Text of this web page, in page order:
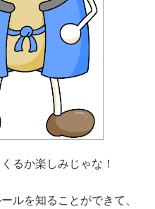
るか楽しみじゃな！
ルを知ることができて、